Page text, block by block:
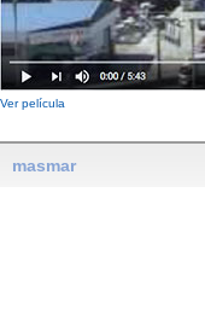
Ver película
masmar